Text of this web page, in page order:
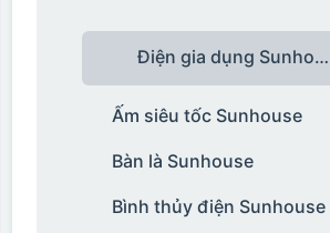
Điện gia dụng Sunhouse
Ấm siêu tốc Sunhouse
Bàn là Sunhouse
Bình thủy điện Sunhouse